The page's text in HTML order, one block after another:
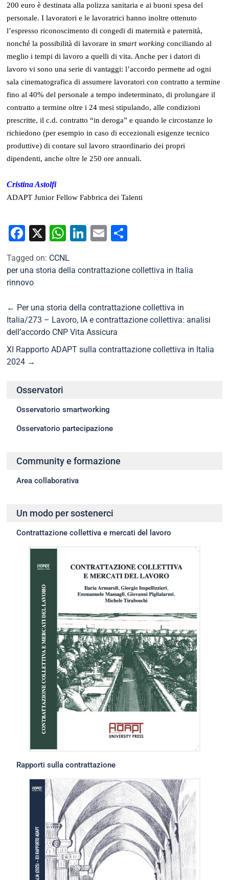
200 euro è destinata alla polizza sanitaria e ai buoni spesa del
personale. I lavoratori e le lavoratrici hanno inoltre ottenuto
l’espresso riconoscimento di congedi di maternità e paternità,
nonché la possibilità di lavorare insmart working conciliando al
meglio i tempi di lavoro a quelli di vita. Anche per i datori di
lavoro vi sono una serie di vantaggi: l’accordo permette ad ogni
sala cinematografica di assumere lavoratori con contratto a termine
fino al 40% del personale a tempo indeterminato, di prolungare il
contratto a termine oltre i 24 mesi stipulando, alle condizioni
prescritte, il c.d. contratto “in deroga” e quando le circostanze lo
richiedono (per esempio in caso di eccezionali esigenze tecnico
produttive) di contare sul lavoro straordinario dei propri
dipendenti, anche oltre le 250 ore annuali.
Cristina Astolfi
ADAPT Junior Fellow Fabbrica dei Talenti
Facebook
X WhatsApp
LinkedIn
Email
Tagged on: CCNL
per una storia della contrattazione collettiva in Italia
rinnovo
← Per una storia della contrattazione collettiva in
Italia/273 – Lavoro, IA e contrattazione collettiva: analisi
dell’accordo CNP Vita Assicura
XI Rapporto ADAPT sulla contrattazione collettiva in Italia
2024 →
Osservatori
Osservatorio smartworking
Osservatorio partecipazione
Community e formazione
Area collaborativa
Un modo per sostenerci
Contrattazione collettiva e mercati del lavoro
Rapporti sulla contrattazione